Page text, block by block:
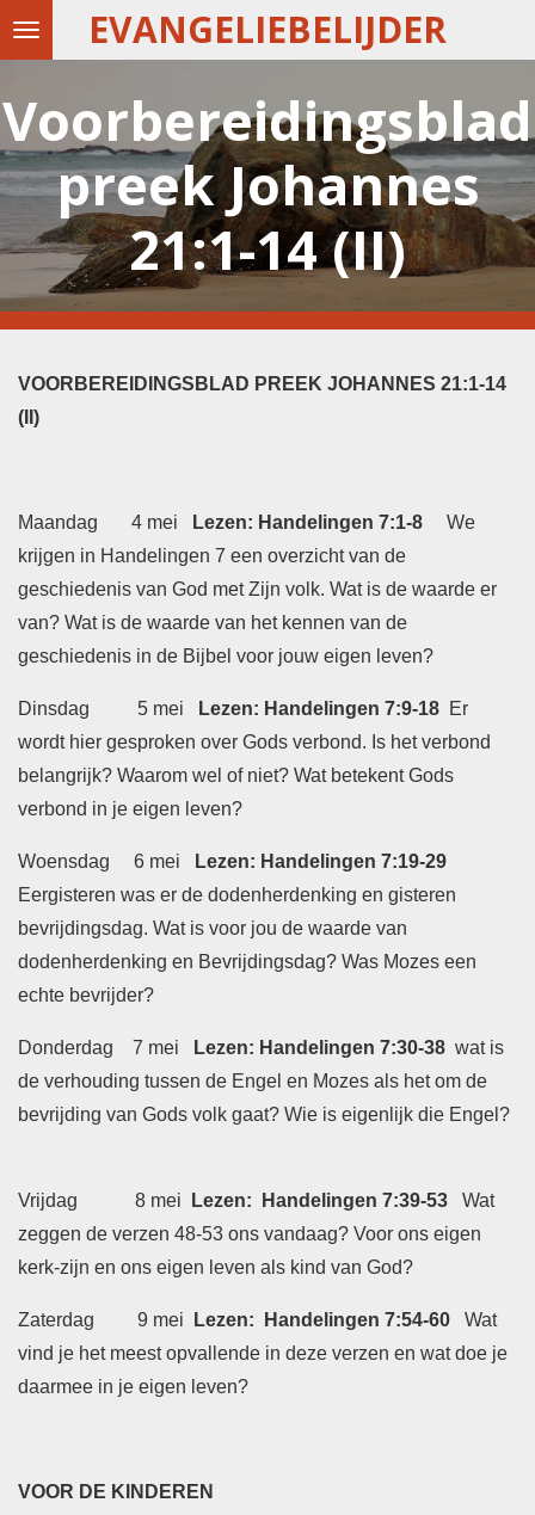
Ga
direct
de
hoofdinhoud
EVANGELIEBELIJDER
Voorbereidingsblad
preek Johannes
21:1-14 (II)
VOORBEREIDINGSBLAD PREEK JOHANNES 21:1-14
(II)
Maandag 4 mei Lezen: Handelingen 7:1-8
We
krijgen in Handelingen 7 een overzicht van de
geschiedenis van God met Zijn volk. Wat is de waarde er
van? Wat is de waarde van het kennen van de
geschiedenis in de Bijbel voor jouw eigen leven?
Dinsdag 5 mei Lezen: Handelingen 7:9-18 Er
wordt hier gesproken over Gods verbond. Is het verbond
belangrijk? Waarom wel of niet? Wat betekent Gods
verbond in je eigen leven?
Woensdag 6 mei
Lezen: Handelingen 7:19-29
Eergisteren was er de dodenherdenking en gisteren
bevrijdingsdag. Wat is voor jou de waarde van
dodenherdenking en Bevrijdingsdag? Was Mozes een
echte bevrijder?
Donderdag 7 mei Lezen: Handelingen 7:30-38 wat is
de verhouding tussen de Engel en Mozes als het om de
bevrijding van Gods volk gaat? Wie is eigenlijk die Engel?
Vrijdag 8 mei Lezen: Handelingen 7:39-53
Wat
zeggen de verzen 48-53 ons vandaag? Voor ons eigen
kerk-zijn en ons eigen leven als kind van God?
Zaterdag 9 mei Lezen: Handelingen 7:54-60 Wat
vind je het meest opvallende in deze verzen en wat doe je
daarmee in je eigen leven?
VOOR DE KINDEREN